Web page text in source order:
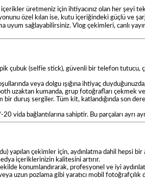
üretmeniz için ihtiyacınız olan her şeyi
özel kılan ise, kutu içeriğindeki güçlü ve
sağlayabilirsiniz. Vlog çekimleri, canlı
çubuk (selfie stick), güvenli bir telefon tutucu,
veya dolgu ışığına ihtiyaç
uzaktan kumanda, grup fotoğrafları çekmek
duruş sergiler. Tüm kit, katlandığında son
bağlantılarına sahiptir. Bu parçaları ayrı
yapılan çekimler için, aydınlatma dahil hepsi bir
içeriklerinizin kalitesini artırır.
konumlandırarak, profesyonel ve iyi
uzun pozlama gibi yaratıcı mobil fotoğrafçılık